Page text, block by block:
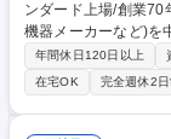
ンダード上場/創業70年化学メーカー 仕事
機器メーカーなど)を
など)の製造販売お
を募集。国内で知識習得後、現
業務引継ぎを実施。
す。■工場管理およ
年間休日120日以上
在宅OK
完全週休2日